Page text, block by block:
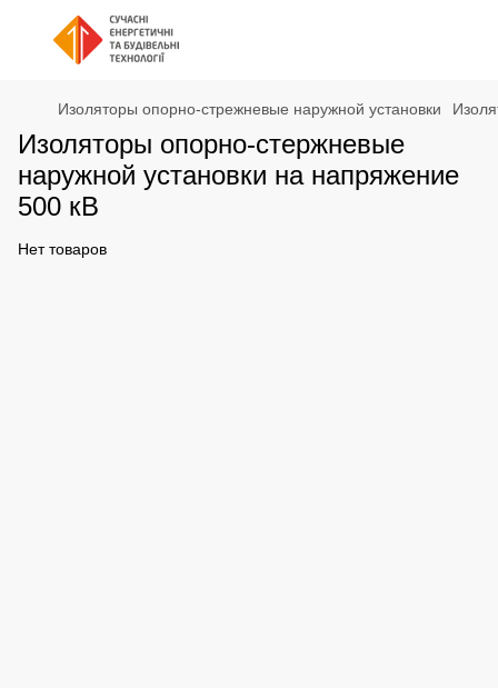
Изоляторы опорно-стрежневые наружной установки
Изоляторы опорно-стержневые
наружной установки на напряжение
500 кВ
Нет товаров